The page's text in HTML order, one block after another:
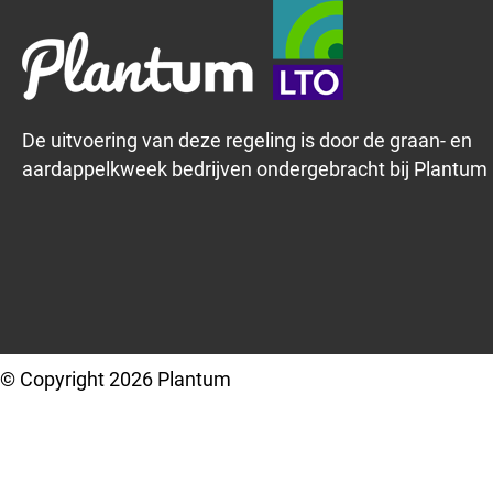
De uitvoering van deze regeling is door de graan- en
aardappelkweek bedrijven ondergebracht bij Plantum
© Copyright 2026 Plantum